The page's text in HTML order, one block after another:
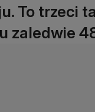
To trzeci
zaledwie